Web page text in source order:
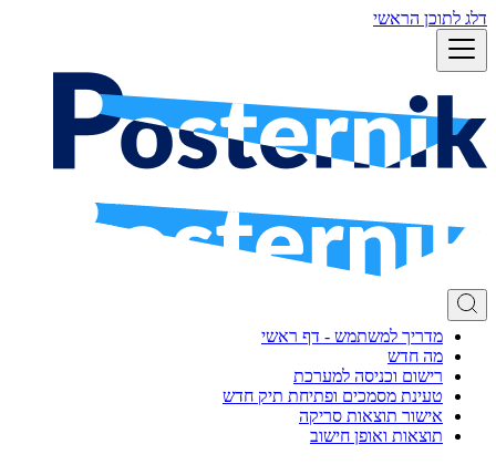
דלג לתוכן הראשי
מדריך למשתמש - דף ראשי
מה חדש
רישום וכניסה למערכת
טעינת מסמכים ופתיחת תיק חדש
אישור תוצאות סריקה
תוצאות ואופן חישוב